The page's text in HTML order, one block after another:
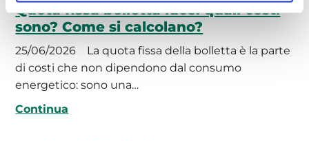
Quota fissa bolletta luce: quali costi
sono? Come si calcolano?
25/06/2026
La quota fissa della bolletta è la parte
di costi che non dipendono dal consumo
energetico: sono una…
Continua